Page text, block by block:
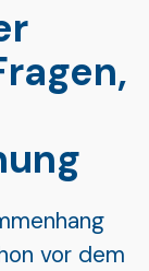
vor dem